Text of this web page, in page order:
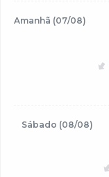
Amanhã (07/08)
Sábado (08/08)